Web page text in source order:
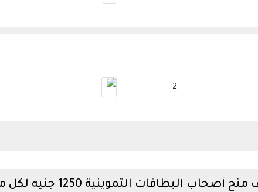
البطاقات التموينية 1250 جنيه لكل مصري